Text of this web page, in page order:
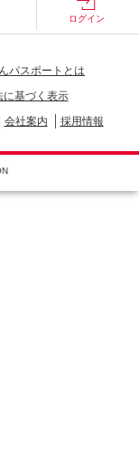
ログイン
パスポートとは
に基づく表示
会社案内 採用情報